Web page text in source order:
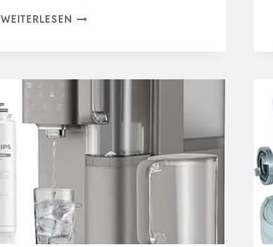
WEITERLESEN BIO-
REINIGER
2X
ML
FRISCHWASSERTANK
REINIGER